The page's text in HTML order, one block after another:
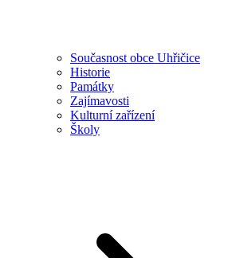
Současnost obce Uhřičice
Historie
Památky
Zajímavosti
Kulturní zařízení
Školy